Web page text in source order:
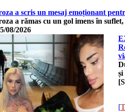
a scris un mesaj emoționant
a rămas cu un gol imens în
5/08/2026
[